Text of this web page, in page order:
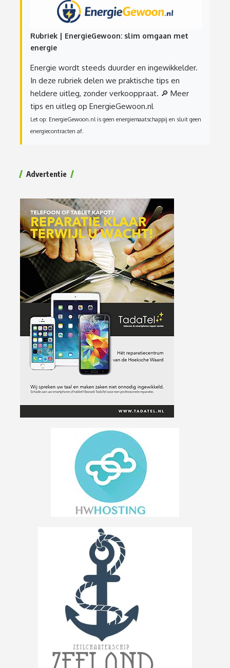
Rubriek | EnergieGewoon: slim omgaan met
energie
Energie wordt steeds duurder en ingewikkelder.
In deze rubriek delen we praktische tips en
heldere uitleg, zonder verkooppraat. 🔎 Meer
tips en uitleg op EnergieGewoon.nl
Let op: EnergieGewoon.nl is geen energiemaatschappij en sluit geen
energiecontracten af.
Advertentie